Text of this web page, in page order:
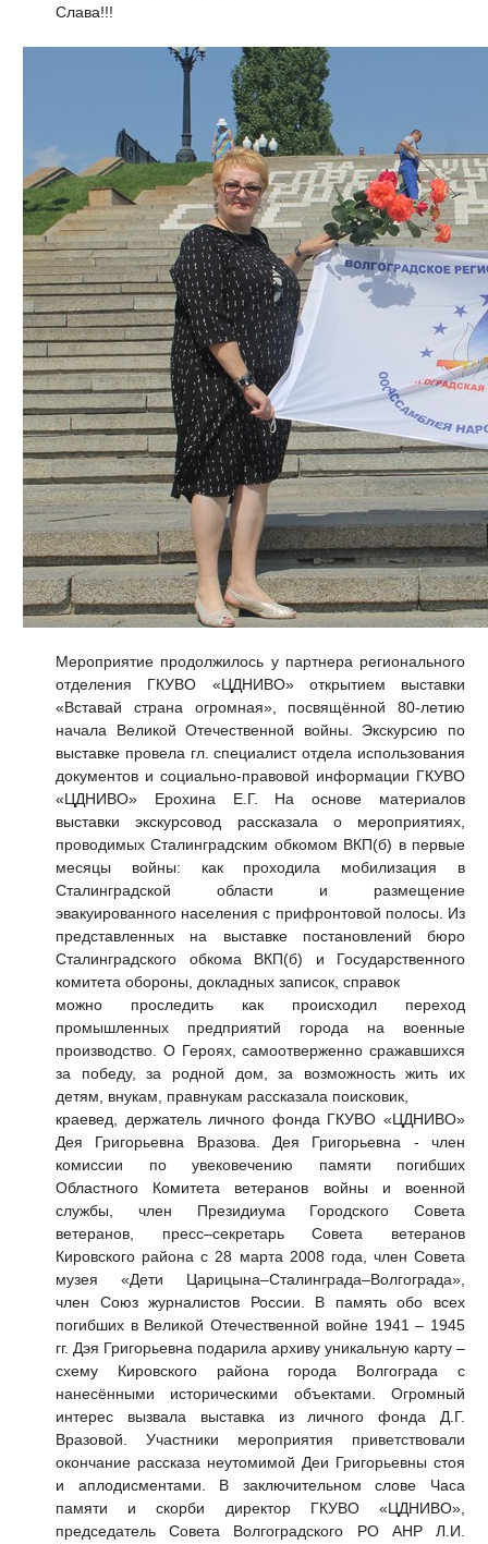
Слава!!!
Мероприятие продолжилось у партнера регионального
отделения ГКУВО «ЦДНИВО» открытием выставки
«Вставай страна огромная», посвящённой 80-летию
начала Великой Отечественной войны. Экскурсию по
выставке провела гл. специалист отдела использования
документов и социально-правовой информации ГКУВО
«ЦДНИВО» Ерохина Е.Г. На основе материалов
выставки экскурсовод рассказала о мероприятиях,
проводимых Сталинградским обкомом ВКП(б) в первые
месяцы войны: как проходила мобилизация в
Сталинградской области и размещение
эвакуированного населения с прифронтовой полосы. Из
представленных на выставке постановлений бюро
Сталинградского обкома ВКП(б) и Государственного
комитета обороны, докладных записок, справок
можно проследить как происходил переход
промышленных предприятий города на военные
производство. О Героях, самоотверженно сражавшихся
за победу, за родной дом, за возможность жить их
детям, внукам, правнукам рассказала поисковик,
краевед, держатель личного фонда ГКУВО «ЦДНИВО»
Дея Григорьевна Вразова. Дея Григорьевна - член
комиссии по увековечению памяти погибших
Областного Комитета ветеранов войны и военной
службы, член Президиума Городского Совета
ветеранов, пресс–секретарь Совета ветеранов
Кировского района с 28 марта 2008 года, член Совета
музея «Дети Царицына–Сталинграда–Волгограда»,
член Союз журналистов России. В память обо всех
погибших в Великой Отечественной войне 1941 – 1945
гг. Дэя Григорьевна подарила архиву уникальную карту –
схему Кировского района города Волгограда с
нанесёнными историческими объектами. Огромный
интерес вызвала выставка из личного фонда Д.Г.
Вразовой. Участники мероприятия приветствовали
окончание рассказа неутомимой Деи Григорьевны стоя
и аплодисментами. В заключительном слове Часа
памяти и скорби директор ГКУВО «ЦДНИВО»,
председатель Совета Волгоградского РО АНР Л.И.